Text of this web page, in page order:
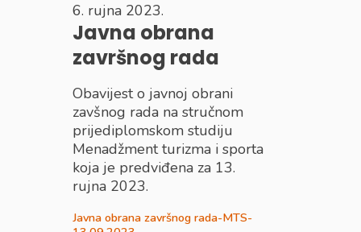
6. rujna 2023.
Javna obrana
završnog rada
Obavijest o javnoj obrani
zavšnog rada na stručnom
prijediplomskom studiju
Menadžment turizma i sporta
koja je predviđena za 13.
rujna 2023.
Javna obrana završnog rada-MTS-